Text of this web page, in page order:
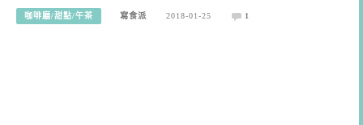
咖啡廳/甜點/午茶 寫食派 2018-01-25 1